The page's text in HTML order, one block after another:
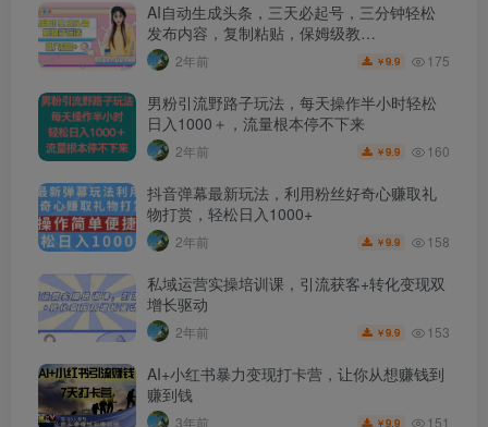
AI自动生成头条，三天必起号，三分钟轻松
发布内容，复制粘贴，保姆级教…
2年前 ￥9.9 175
男粉引流野路子玩法，每天操作半小时轻松
日入1000＋，流量根本停不下来
2年前 ￥9.9 160
抖音弹幕最新玩法，利用粉丝好奇心赚取礼
物打赏，轻松日入1000+
2年前 ￥9.9 158
私域运营实操培训课，引流获客+转化变现双
增长驱动
2年前 ￥9.9 153
AI+小红书暴力变现打卡营，让你从想赚钱到
赚到钱
3年前 ￥9.9 151